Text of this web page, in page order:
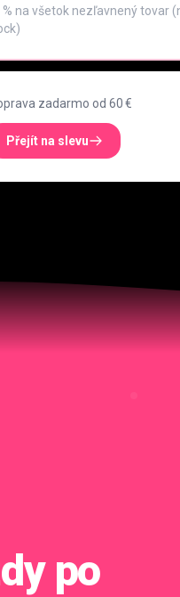
% na všetok nezľavnený tovar
zadarmo od 60 €
Přejít na slevu
po